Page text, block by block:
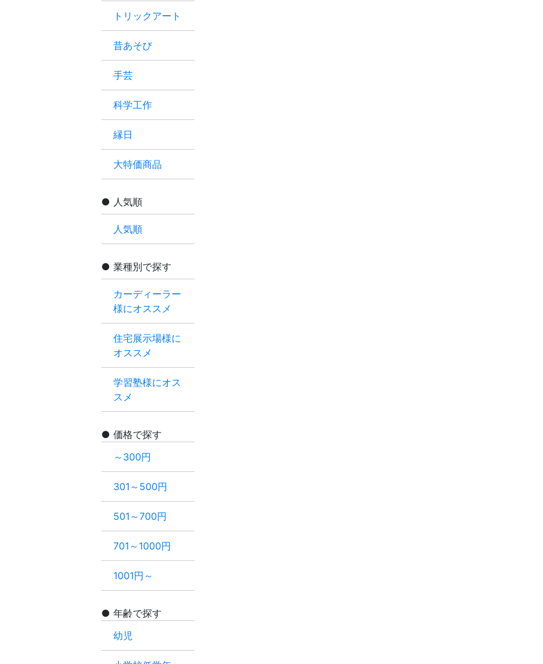
トリックアート
昔あそび
手芸
科学工作
縁日
大特価商品
人気順
人気順
業種別で探す
カーディーラー
様にオススメ
住宅展示場様に
オススメ
学習塾様にオス
スメ
価格で探す
～300円
301～500円
501～700円
701～1000円
1001円～
年齢で探す
幼児